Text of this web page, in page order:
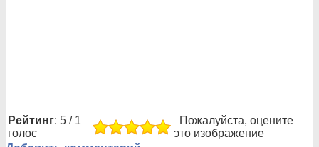
Рейтинг: 5 / 1
голос
Пожалуйста, оцените
это изображение